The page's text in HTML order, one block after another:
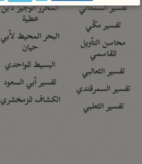
تفسير السمعاني
تفسير مكّي
محاسن التأويل
للقاسمي
تفسير الثعالبي
تفسير السمرقندي
تفسير الثعلبي
المحرر الوجيز لابن
عطية
البحر المحيط لأبي
حيان
البسيط للواحدي
تفسير أبي السعود
الكشاف للزمخشري